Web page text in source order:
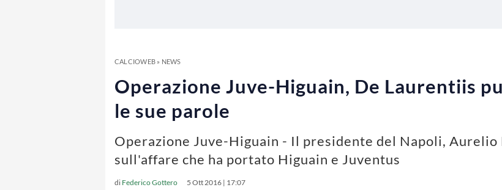
CALCIOWEB» NEWS
Operazione Juve-Higuain, De Laurentiis
le sue parole
Operazione Juve-Higuain - Il presidente del Napoli,
sull'affare che ha portato Higuain e Juventus
di Federico Gottero 5 Ott 2016 | 17:07